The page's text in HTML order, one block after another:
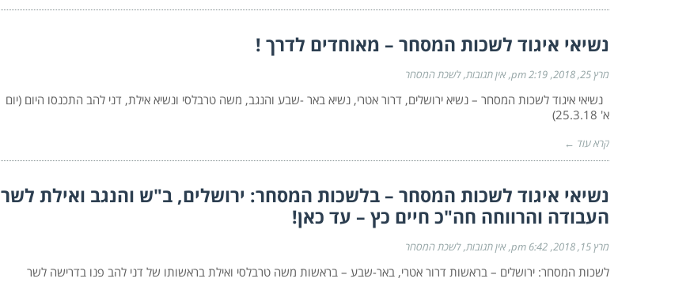
נשיאי איגוד לשכות המסחר – מאוחדים לדרך !
מרץ 25, 2018 2:19 pm אין תגובות לשכת המסחר
נשיאי איגוד לשכות המסחר – נשיא ירושלים, דרור אטרי, נשיא באר -שבע והנגב, משה טרבלסי ונשיא אילת, דני להב התכנסו היום (יום
א' 25.3.18)
קרא עוד ←
נשיאי איגוד לשכות המסחר – בלשכות המסחר: ירושלים, ב"ש והנגב ואילת לשר
העבודה והרווחה חה"כ חיים כץ – עד כאן!
מרץ 15, 2018 6:42 pm אין תגובות לשכת המסחר
לשכות המסחר: ירושלים – בראשות דרור אטרי, באר-שבע – בראשות משה טרבלסי ואילת בראשותו של דני להב פנו בדרישה לשר